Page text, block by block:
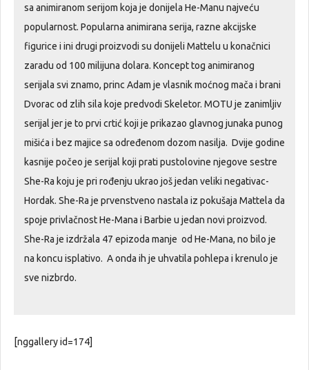
sa animiranom serijom koja je donijela He-Manu najveću
popularnost. Popularna animirana serija, razne akcijske
figurice i ini drugi proizvodi su donijeli Mattelu u konačnici
zaradu od 100 milijuna dolara. Koncept tog animiranog
serijala svi znamo, princ Adam je vlasnik moćnog mača i brani
Dvorac od zlih sila koje predvodi Skeletor. MOTU je zanimljiv
serijal jer je to prvi crtić koji je prikazao glavnog junaka punog
mišića i bez majice sa određenom dozom nasilja. Dvije godine
kasnije počeo je serijal koji prati pustolovine njegove sestre
She-Ra koju je pri rođenju ukrao još jedan veliki negativac-
Hordak. She-Ra je prvenstveno nastala iz pokušaja Mattela da
spoje privlačnost He-Mana i Barbie u jedan novi proizvod.
She-Ra je izdržala 47 epizoda manje od He-Mana, no bilo je
na koncu isplativo. A onda ih je uhvatila pohlepa i krenulo je
sve nizbrdo.
[nggallery id=174]